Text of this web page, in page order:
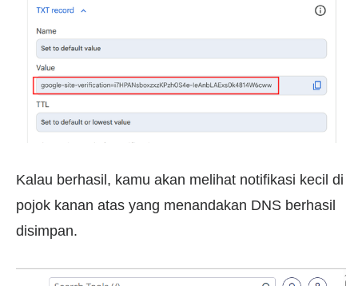
Kalau berhasil, kamu akan melihat notifikasi kecil di
pojok kanan atas yang menandakan DNS berhasil
disimpan.